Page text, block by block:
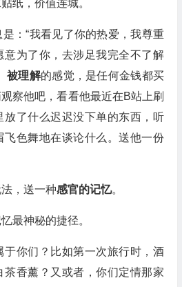
纸，价值连城。
：“我看见了你的热爱，我尊重
意为了你，去涉足我完全不了解
被理解的感觉，是任何金钱都买
察他吧，看看他最近在B站上刷
放了什么迟迟没下单的东西，听
飞色舞地在谈论什么。送他一份
，送一种感官的记忆。
最神秘的捷径。
于你们？比如第一次旅行时，酒
茶香薰？又或者，你们定情那家